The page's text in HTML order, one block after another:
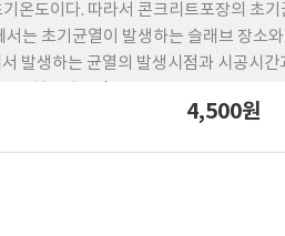
온도이다. 따라서 콘크리트포장의 초기
는 초기균열이 발생하는 슬래브 장소와
발생하는 균열의 발생시점과 시공시간
여 온도계측을 시행하였으며, 초기균
콘크리트 슬래브의 거동이 인근 줄눈부
균열의 거동이 달라질 수 있다는 가능
4,500원